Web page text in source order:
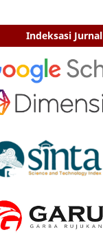
Indeksasi Jurnal